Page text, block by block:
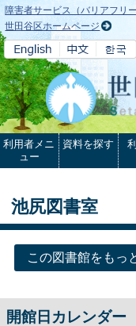
本文へ
障害者サービス（バリアフリ
世田谷区ホームページ
利用者メニ
ュー
資料を探す
池尻図書室
この図書館をもっ
開館日カレンダー